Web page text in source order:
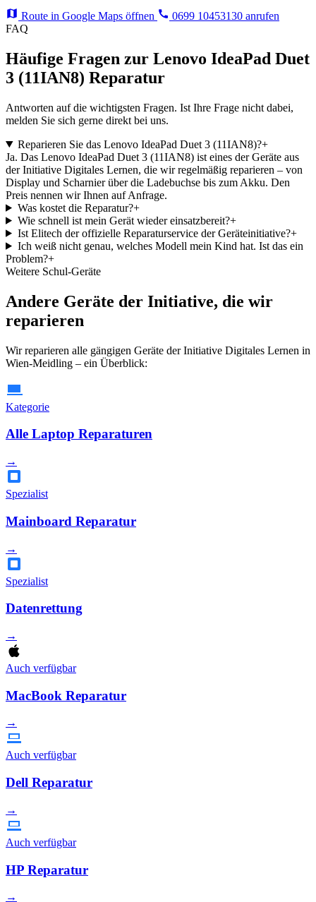
Route in Google Maps öffnen
0699 10453130 anrufen
FAQ
Häufige Fragen zur Lenovo IdeaPad Duet
3 (11IAN8) Reparatur
Antworten auf die wichtigsten Fragen. Ist Ihre Frage nicht dabei,
melden Sie sich gerne direkt bei uns.
Reparieren Sie das Lenovo IdeaPad Duet 3 (11IAN8)?+
Ja. Das Lenovo IdeaPad Duet 3 (11IAN8) ist eines der Geräte aus
der Initiative Digitales Lernen, die wir regelmäßig reparieren – von
Display und Scharnier über die Ladebuchse bis zum Akku. Den
Preis nennen wir Ihnen auf Anfrage.
Was kostet die Reparatur?+
Wie schnell ist mein Gerät wieder einsatzbereit?+
Ist Elitech der offizielle Reparaturservice der Geräteinitiative?+
Ich weiß nicht genau, welches Modell mein Kind hat. Ist das ein
Problem?+
Weitere Schul-Geräte
Andere Geräte der Initiative, die wir
reparieren
Wir reparieren alle gängigen Geräte der Initiative Digitales Lernen in
Wien-Meidling – ein Überblick:
Kategorie
Alle Laptop Reparaturen
→
Spezialist
Mainboard Reparatur
→
Spezialist
Datenrettung
→
Auch verfügbar
MacBook Reparatur
→
Auch verfügbar
Dell Reparatur
→
Auch verfügbar
HP Reparatur
→